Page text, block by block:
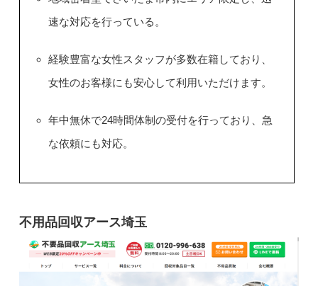
速な対応を行っている。
経験豊富な女性スタッフが多数在籍しており、
女性のお客様にも安心して利用いただけます。
年中無休で24時間体制の受付を行っており、急
な依頼にも対応。
不用品回収アース埼玉